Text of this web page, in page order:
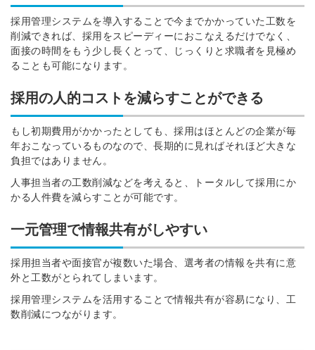
採用管理システムを導入することで今までかかっていた工数を
削減できれば、採用をスピーディーにおこなえるだけでなく、
面接の時間をもう少し長くとって、じっくりと求職者を見極め
ることも可能になります。
採用の人的コストを減らすことができる
もし初期費用がかかったとしても、採用はほとんどの企業が毎
年おこなっているものなので、長期的に見ればそれほど大きな
負担ではありません。
人事担当者の工数削減などを考えると、トータルして採用にか
かる人件費を減らすことが可能です。
一元管理で情報共有がしやすい
採用担当者や面接官が複数いた場合、選考者の情報を共有に意
外と工数がとられてしまいます。
採用管理システムを活用することで情報共有が容易になり、工
数削減につながります。